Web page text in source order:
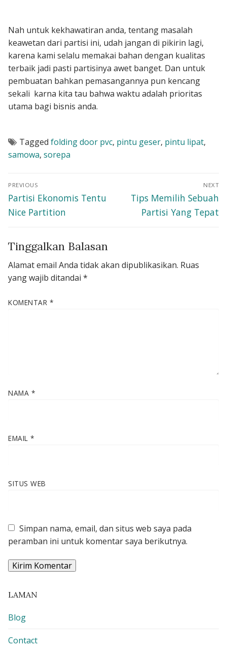
Nah untuk kekhawatiran anda, tentang masalah
keawetan dari partisi ini, udah jangan di pikirin lagi,
karena kami selalu memakai bahan dengan kualitas
terbaik jadi pasti partisinya awet banget. Dan untuk
pembuatan bahkan pemasangannya pun kencang
sekali karna kita tau bahwa waktu adalah prioritas
utama bagi bisnis anda.
Tagged folding door pvc, pintu geser, pintu lipat,
samowa, sorepa
Navigasi
pos
PREVIOUS
Previous
post:
Partisi Ekonomis Tentu
Nice Partition
NEXT
Next
post:
Tips Memilih Sebuah
Partisi Yang Tepat
Tinggalkan Balasan
Alamat email Anda tidak akan dipublikasikan. Ruas
yang wajib ditandai *
KOMENTAR *
NAMA *
EMAIL *
SITUS WEB
Simpan nama, email, dan situs web saya pada
peramban ini untuk komentar saya berikutnya.
LAMAN
Blog
Contact